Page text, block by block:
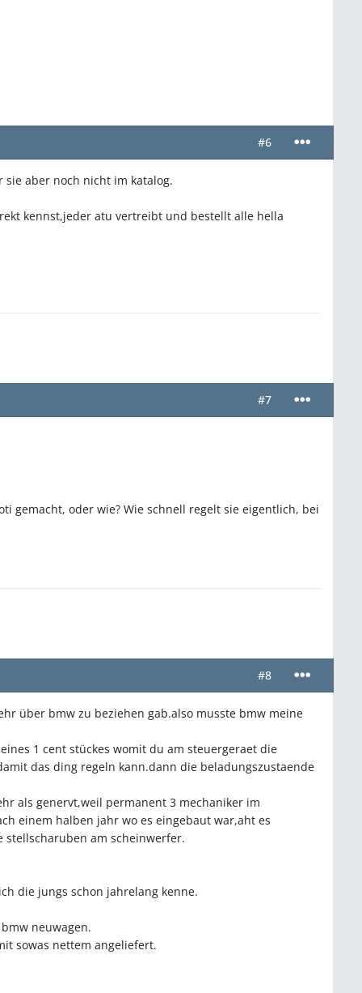
#6
aber noch nicht im katalog.
kennst,jeder atu vertreibt und bestellt alle hella
#7
gemacht, oder wie? Wie schnell regelt sie eigentlich, bei
#8
über bmw zu beziehen gab.also musste bmw meine
1 cent stückes womit du am steuergeraet die
das ding regeln kann.dann die beladungszustaende
als genervt,weil permanent 3 mechaniker im
einem halben jahr wo es eingebaut war,aht es
am scheinwerfer.
die jungs schon jahrelang kenne.
neuwagen.
sowas nettem angeliefert.